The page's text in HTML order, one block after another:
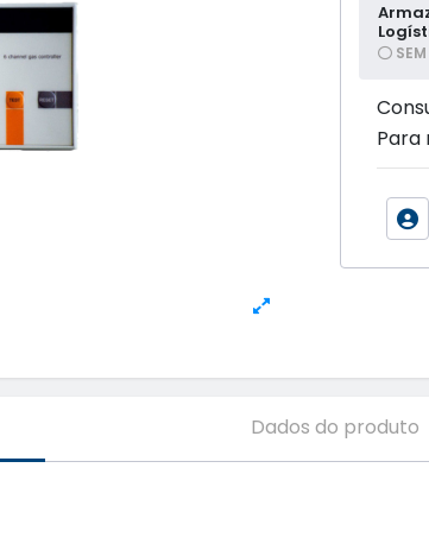
Para
Dados do produto